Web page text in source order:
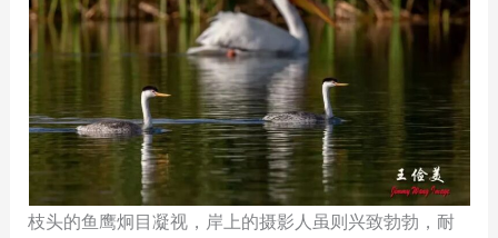
枝头的鱼鹰炯目凝视，岸上的摄影人虽则兴致勃勃，耐